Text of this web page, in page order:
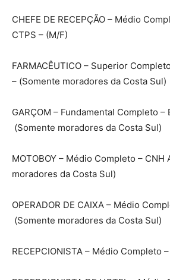
CHEFE DE RECEPÇÃO – Médio
CTPS – (M/F)
FARMACÊUTICO – Superior
– (Somente moradores da Costa Sul)
GARÇOM – Fundamental Completo –
(Somente moradores da Costa Sul)
MOTOBOY – Médio Completo – CNH
moradores da Costa Sul)
OPERADOR DE CAIXA – Médio
(Somente moradores da Costa Sul)
RECEPCIONISTA – Médio Completo